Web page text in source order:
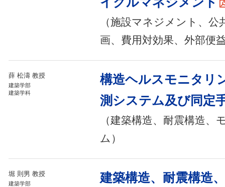
（施設マネジメント、公
画、費用対効果、外部便
薛 松濤 教授
建築学部
建築学科
構造ヘルスモニタリ
測システム及び同定
（建築構造、耐震構造
ム）
堀 則男 教授
建築学部
建築構造、耐震構造